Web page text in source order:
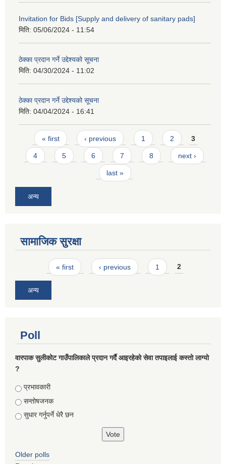
Invitation for Bids [Supply and delivery of sanitary pads]
मिति: 05/06/2024 - 11:54
ठेक्का प्रदान गर्ने उद्देश्यको सूचना
मिति: 04/30/2024 - 11:02
ठेक्का प्रदान गर्ने उद्देश्यको सूचना
मिति: 04/04/2024 - 16:41
Pages
« first ‹ previous 1 2 3
4 5 6 7 8 next ›
last »
अन्य
सामाजिक सुरक्षा
Pages« first ‹ previous 1 2
अन्य
Poll
वारपाक सुलीकोट गाउँपालिकाले प्रदान गर्दै आइरहेको सेवा तपाइलाई कस्तो लाग्यो
?
Choices
प्रभावकारी
सन्तोषजनक
सुधार गर्नुपर्ने धेरै छन
Older polls